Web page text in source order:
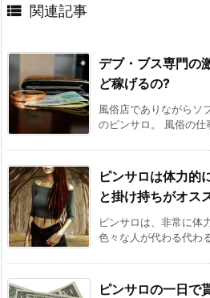
 関連記事
デブ・ブス専門の
ど稼げるの?
風俗店でありながらソ
のピンサロ。 風俗の仕
ピンサロは体力的
と掛け持ちがオス
ピンサロは、非常に体
色々な人が代わる代わ
ピンサロの一日で